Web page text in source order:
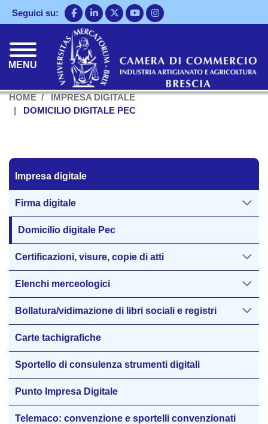
Salta
al
Seguici su:
MENU
HOME
IMPRESA DIGITALE
DOMICILIO DIGITALE PEC
Impresa digitale
Impresa digitale
Firma digitale
Domicilio digitale Pec
Certificazioni, visure, copie di atti
Elenchi merceologici
Bollatura/vidimazione di libri sociali e registri
Carte tachigrafiche
Sportello di consulenza strumenti digitali
Punto Impresa Digitale
Telemaco: convenzione e sportelli convenzionati